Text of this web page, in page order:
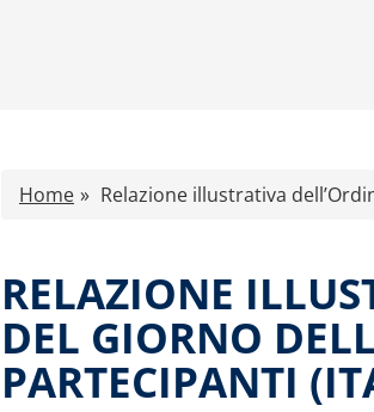
Home Relazione illustrativa
RELAZIONE
DEL GIORNO
PARTECIPANTI